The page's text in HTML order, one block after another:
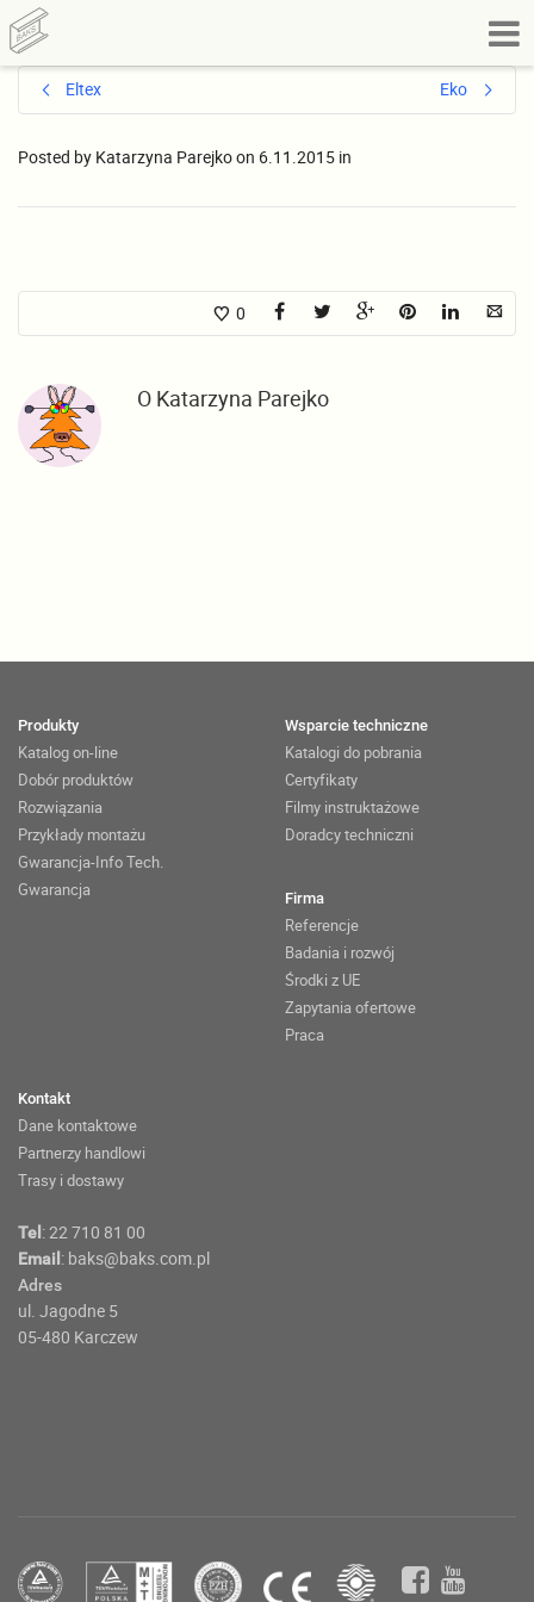
Eltex Eko
Posted by Katarzyna Parejkoon 6.11.2015 in
0
O Katarzyna Parejko
Produkty
Katalog on-line
Dobór produktów
Rozwiązania
Przykłady montażu
Gwarancja-Info Tech.
Gwarancja
Wsparcie techniczne
Katalogi do pobrania
Certyfikaty
Filmy instruktażowe
Doradcy techniczni
Firma
Referencje
Badania i rozwój
Środki z UE
Zapytania ofertowe
Praca
Kontakt
Dane kontaktowe
Partnerzy handlowi
Trasy i dostawy
Tel :22 710 81 00
Email : baks@baks.com.pl
Adres
ul. Jagodne 5
05-480 Karczew